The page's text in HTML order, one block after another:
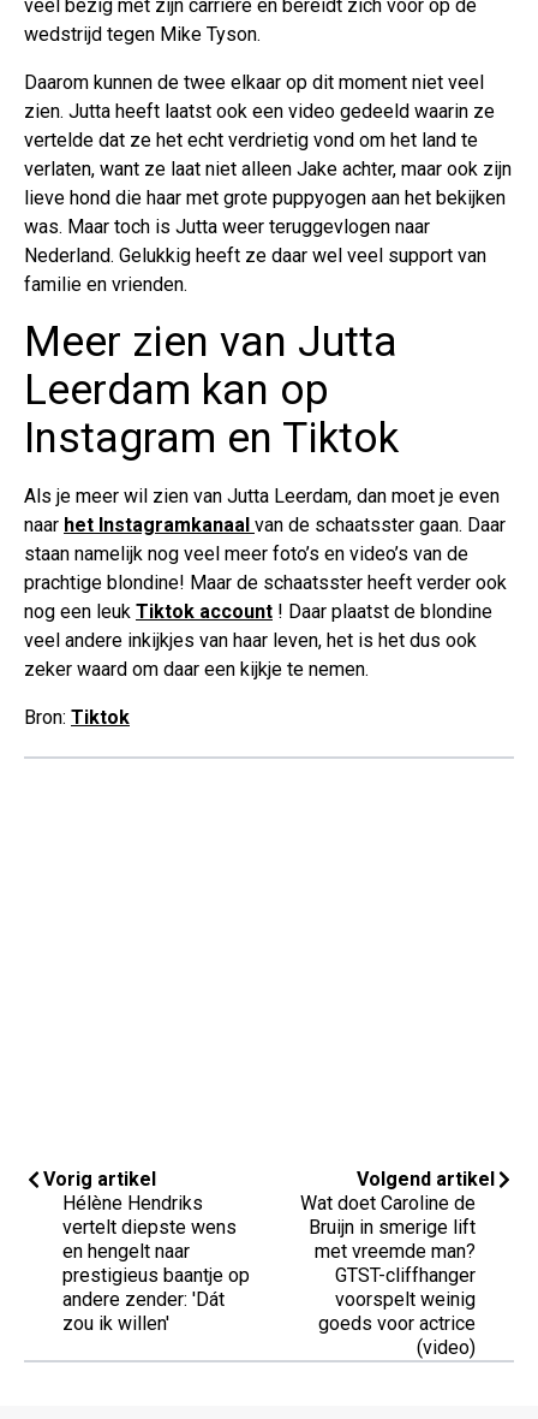
veel bezig met zijn carrière en bereidt zich voor op de
wedstrijd tegen Mike Tyson.
Daarom kunnen de twee elkaar op dit moment niet veel
zien. Jutta heeft laatst ook een video gedeeld waarin ze
vertelde dat ze het echt verdrietig vond om het land te
verlaten, want ze laat niet alleen Jake achter, maar ook zijn
lieve hond die haar met grote puppyogen aan het bekijken
was. Maar toch is Jutta weer teruggevlogen naar
Nederland. Gelukkig heeft ze daar wel veel support van
familie en vrienden.
Meer zien van Jutta
Leerdam kan op
Instagram en Tiktok
Als je meer wil zien van Jutta Leerdam, dan moet je even
naar het Instagramkanaal van de schaatsster gaan. Daar
staan namelijk nog veel meer foto’s en video’s van de
prachtige blondine! Maar de schaatsster heeft verder ook
nog een leuk Tiktok account ! Daar plaatst de blondine
veel andere inkijkjes van haar leven, het is het dus ook
zeker waard om daar een kijkje te nemen.
Bron: Tiktok
Vorig artikel
Hélène Hendriks
vertelt diepste wens
en hengelt naar
prestigieus baantje op
andere zender: 'Dát
zou ik willen'
Volgend artikel
Wat doet Caroline de
Bruijn in smerige lift
met vreemde man?
GTST-cliffhanger
voorspelt weinig
goeds voor actrice
(video)